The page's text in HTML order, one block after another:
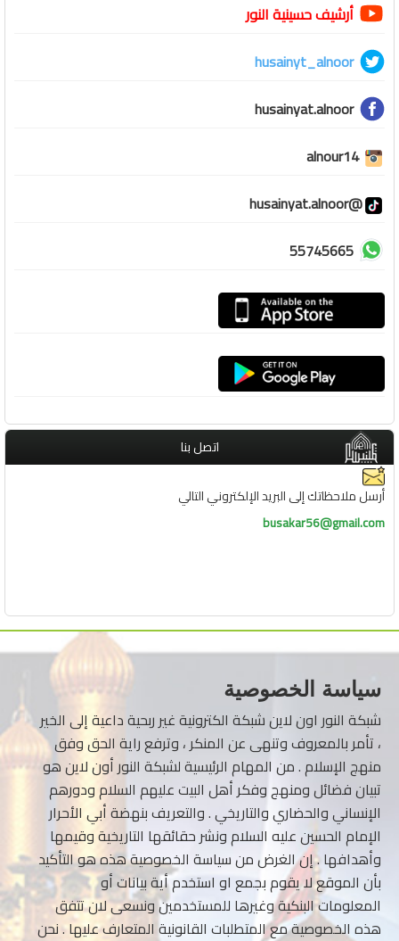
أرشيف حسينية النور
husainyt_alnoor
husainyat.alnoor
alnour14
@husainyat.alnoor
55745665
اتصل بنا
أرسل ملاحظاتك إلى البريد الإلكتروني التالي
busakar56@gmail.com
سياسة الخصوصية
شبكة النور اون لاين شبكة الكترونية غير ربحية داعية إلى الخير
، تأمر بالمعروف وتنهى عن المنكر ، وترفع راية الحق وفق
منهج الإسلام . من المهام الرئيسية لشبكة النور أون لاين هو
تبيان فضائل ومنهج وفكر أهل البيت عليهم السلام ودورهم
الإنساني والحضاري والتاريخي . والتعريف بنهضة أبي الأحرار
الإمام الحسين عليه السلام ونشر حقائقها التاريخية وقيمها
وأهدافها . إن الغرض من سياسة الخصوصية هذه هو التأكيد
بأن الموقع لا يقوم بجمع او استخدم أية بيانات أو
المعلومات البنكية وغيرها للمستخدمين ونسعى لان تتفق
هذه الخصوصية مع المتطلبات القانونية المتعارف عليها . نحن